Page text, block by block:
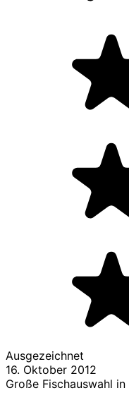
Ausgezeichnet
16. Oktober 2012
Große Fischauswahl in